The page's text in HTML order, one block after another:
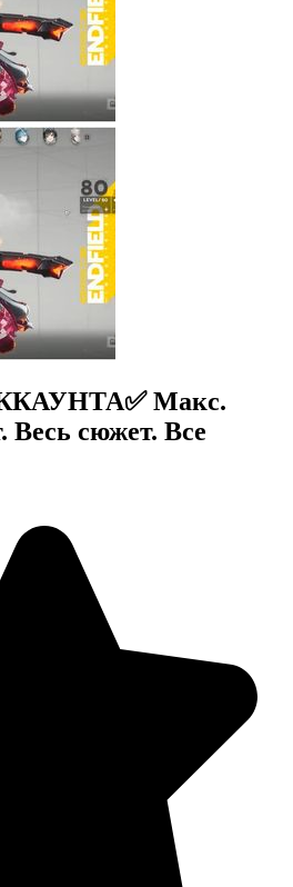
Макc.
Весь сюжет. Все